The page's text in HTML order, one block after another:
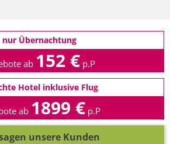
nur Übernachtung
ab 152 € p.P
Hotel inklusive Flug
ab 1899 € p.P
unsere Kunden